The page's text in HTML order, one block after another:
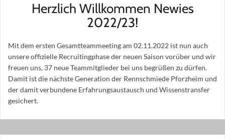
Herzlich Willkommen Newies
2022/23!
Mit dem ersten Gesamtteammeeting am 02.11.2022 ist nun auch
unsere offizielle Recruitingphase der neuen Saison vorüber und wir
freuen uns, 37 neue Teammitglieder bei uns begrüßen zu dürfen.
Damit ist die nächste Generation der Rennschmiede Pforzheim und
der damit verbundene Erfahrungsaustausch und Wissenstransfer
gesichert.